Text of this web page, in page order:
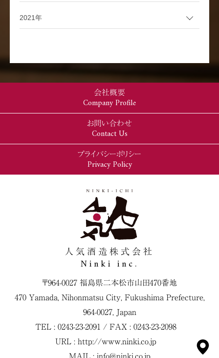
2021年
会社概要
Company Profile
お問い合わせ
Contact Us
プライバシーポリシー
Privacy Policy
人気酒造株式会社
Ninki inc.
〒964-0027 福島県二本松市山田470番地
470 Yamada, Nihonmatsu City, Fukushima Prefecture,
964-0027, Japan
TEL : 0243-23-2091 / FAX : 0243-23-2098
URL : http://www.ninki.co.jp
MAIL : info@ninki.co.jp